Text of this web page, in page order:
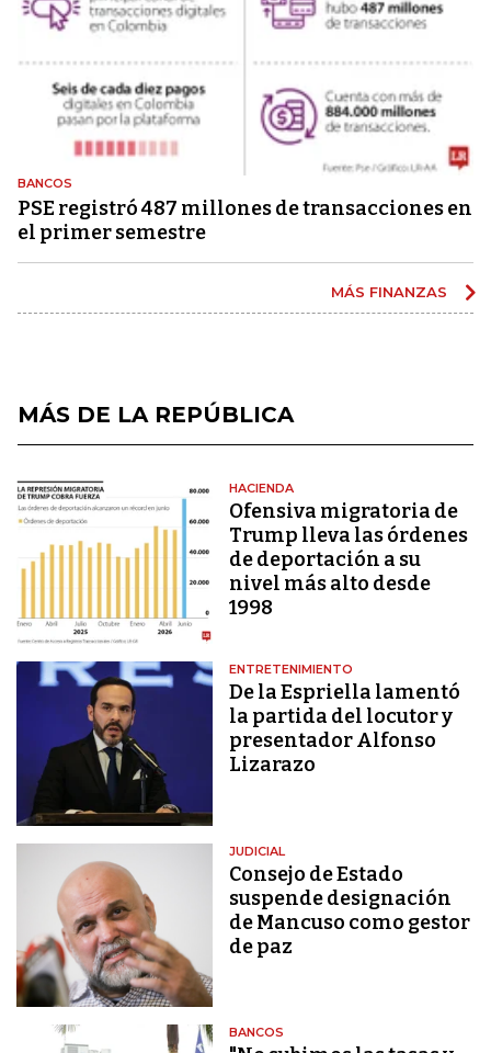
BANCOS
PSE registró 487 millones de transacciones en
el primer semestre
MÁS FINANZAS
MÁS DE LA REPÚBLICA
HACIENDA
Ofensiva migratoria de
Trump lleva las órdenes
de deportación a su
nivel más alto desde
1998
ENTRETENIMIENTO
De la Espriella lamentó
la partida del locutor y
presentador Alfonso
Lizarazo
JUDICIAL
Consejo de Estado
suspende designación
de Mancuso como gestor
de paz
BANCOS